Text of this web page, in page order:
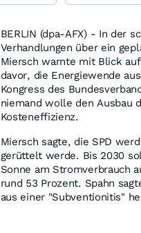
BERLIN (dpa-AFX) - In der
Verhandlungen über ein
Miersch warnte mit Blick
davor, die Energiewende
Kongress des
niemand wolle den Ausbau
Kosteneffizienz.
Miersch sagte, die SPD
gerüttelt werde. Bis 2030
Sonne am Stromverbrauch
rund 53 Prozent. Spahn
aus einer "Subventionitis"